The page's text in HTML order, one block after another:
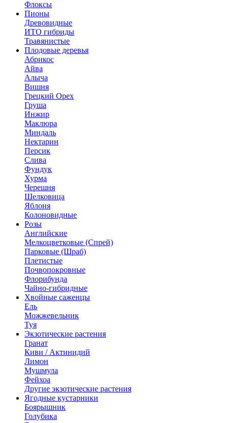
Флоксы
Пионы
Древовидные
ИТО гибриды
Травянистые
Плодовые деревья
Абрикос
Айва
Алыча
Вишня
Грецкий Орех
Груша
Инжир
Маклюра
Миндаль
Нектарин
Персик
Слива
Фундук
Хурма
Черешня
Шелковица
Яблоня
Колоновидные
Розы
Английские
Мелкоцветковые (Спрей)
Парковые (Шраб)
Плетистые
Почвопокровные
Флорибунда
Чайно-гибридные
Хвойные саженцы
Ель
Можжевельник
Туя
Экзотические растения
Гранат
Киви / Актинидий
Лимон
Мушмула
Фейхоа
Другие экзотические растения
Ягодные кустарники
Боярышник
Голубика